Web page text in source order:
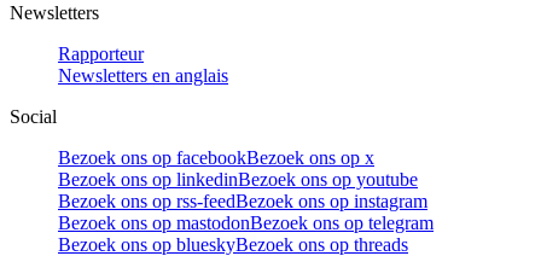
Newsletters
Rapporteur
Newsletters en anglais
Social
Bezoek ons op facebookBezoek ons op x
Bezoek ons op linkedinBezoek ons op youtube
Bezoek ons op rss-feedBezoek ons op instagram
Bezoek ons op mastodonBezoek ons op telegram
Bezoek ons op blueskyBezoek ons op threads